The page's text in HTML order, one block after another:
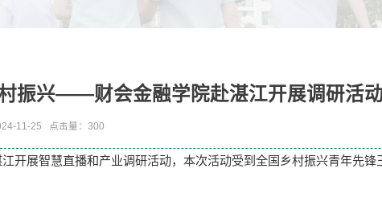
振兴——财会金融学院赴湛江开展调研活
11-25 点击量： 300
开展智慧直播和产业调研活动，本次活动受到全国乡村振兴青年先